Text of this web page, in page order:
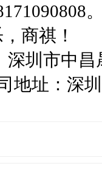
乐，
中
深圳市